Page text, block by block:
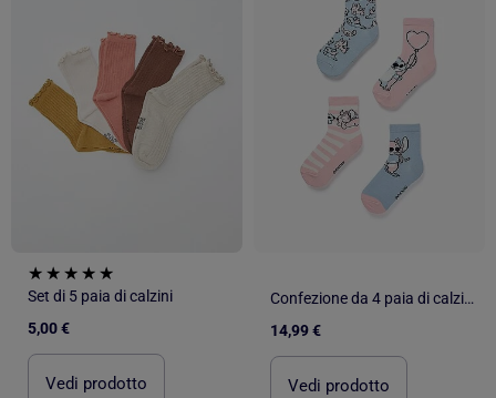
Set di 5 paia di calzini
5,00 €
Vedi prodotto
Confezione da 4 paia di calzini con stampe di Stitch
14,99 €
Vedi prodotto